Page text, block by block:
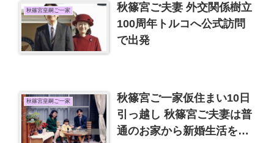
秋篠宮皇嗣ご一家
秋篠宮ご夫妻 外交関係樹立
100周年トルコへ公式訪問
で出発
秋篠宮皇嗣ご一家
秋篠宮ご一家仮住まい10日
引っ越し 秋篠宮ご夫妻は普
通のお家から新婚生活を始